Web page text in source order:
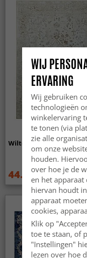
Wilton - Mateur (beige)
44.99 € 59.99 €
WIJ
ERVARING
Wij gebruiken
technologieën
winkelervaring
te tonen (via
zie alle
om onze
houden.
over hoe je de
en het apparaat
hiervan houdt
apparaat
cookies,
Klik op
toe te staan, of
"Instellingen"
lezen over hoe